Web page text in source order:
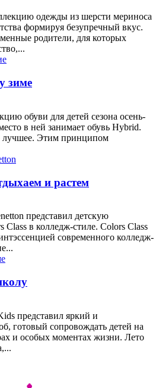
одежды из шерсти мериноса
формируя безупречный вкус.
родители, для которых
зиме
обуви для детей сезона осень-
в ней занимает обувь Hybrid.
лучшее. Этим принципом
и растем
представил детскую
в колледж-стиле. Colors Class
современного колледж-
представил яркий и
готовый сопровождать детей на
и особых моментах жизни. Лето